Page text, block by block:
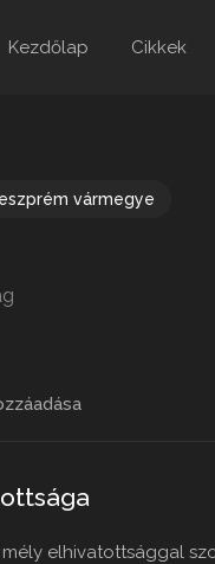
Kezdőlap Cikkek
vármegye
elhivatottsággal